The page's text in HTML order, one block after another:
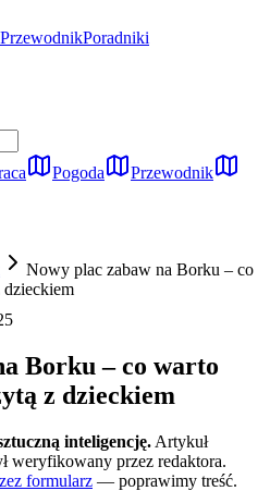
PrzewodnikPoradniki
Pogoda
Przewodnik
Nowy plac zabaw na Borku – co
Borku – co warto
z dzieckiem
inteligencję. Artykuł
weryfikowany przez redaktora.
formularz — poprawimy treść.